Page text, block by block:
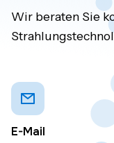
Wir beraten Sie
E-Mail